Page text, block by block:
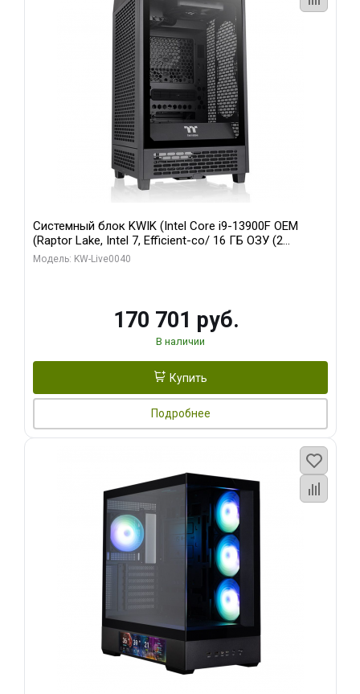
Системный блок KWIK (Intel Core i9-13900F OEM
(Raptor Lake, Intel 7, Efficient-co/ 16 ГБ ОЗУ (2
модуля)/ Gigabyte RTX5070 GAMING OC 12GB GDDR7
Модель: KW-Live0040
170 701 руб.
В наличии
Купить
Подробнее